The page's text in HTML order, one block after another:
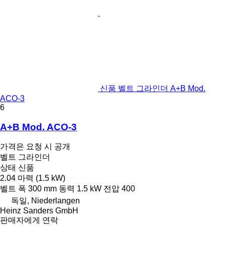
신품 벨트 그라인더 A+B Mod.
ACO-3
6
A+B Mod. ACO-3
가격은 요청 시 공개
벨트 그라인더
상태 신품
2.04 마력 (1.5 kW)
벨트 폭 300 mm 동력 1.5 kW 전압 400
독일, Niederlangen
Heinz Sanders GmbH
판매자에게 연락